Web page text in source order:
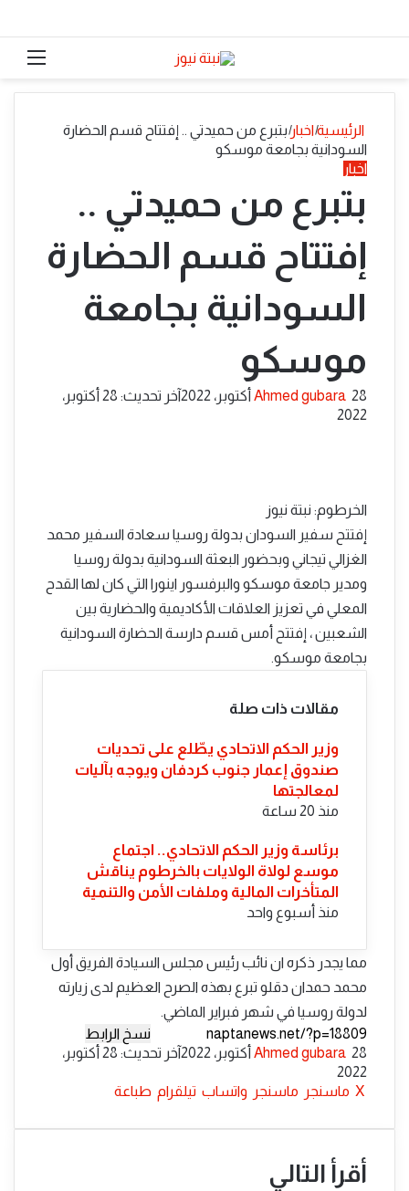
الرئيسية|اخبار|بتبرع من حميدتي .. إفتتاح قسم الحضارة
السودانية بجامعة موسكو
اخبار
بتبرع من حميدتي ..
إفتتاح قسم الحضارة
السودانية بجامعة
موسكو
Ahmed gubara
أرسل
بريدا
28 أكتوبر، 2022
آخر تحديث: 28 أكتوبر،
2022
الخرطوم: نبتة نيوز
إفتتح سفير السودان بدولة روسيا سعادة السفير محمد
الغزالي تيجاني وبحضور البعثة السودانية بدولة روسيا
ومدير جامعة موسكو والبرفسور اينورا التي كان لها القدح
المعلي في تعزيز العلاقات الأكاديمية والحضارية بين
الشعبين ، إفتتح أمس قسم دارسة الحضارة السودانية
بجامعة موسكو.
مقالات ذات صلة
​وزير الحكم الاتحادي يطّلع على تحديات
صندوق إعمار جنوب كردفان ويوجه بآليات
لمعالجتها
منذ 20 ساعة
​برئاسة وزير الحكم الاتحادي.. اجتماع
موسع لولاة الولايات بالخرطوم يناقش
المتأخرات المالية وملفات الأمن والتنمية
منذ أسبوع واحد
مما يجدر ذكره ان نائب رئيس مجلس السيادة الفريق أول
محمد حمدان دقلو تبرع بهذه الصرح العظيم لدى زيارته
لدولة روسيا في شهر فبراير الماضي.
نسخ الرابط
Ahmed gubara
أرسل
بريدا
إلكترونيا
28 أكتوبر، 2022
آخر تحديث: 28 أكتوبر،
2022
‫X ماسنجر ماسنجر واتساب تيلقرام طباعة
أقرأ التالي